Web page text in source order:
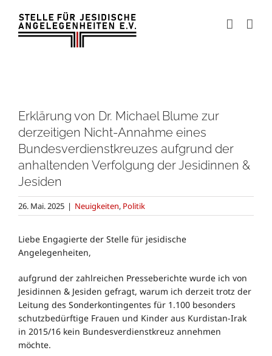
Inhalt
springen
grösseres
Bild
Erklärung von Dr. Michael Blume zur
derzeitigen Nicht-Annahme eines
Bundesverdienstkreuzes aufgrund der
anhaltenden Verfolgung der Jesidinnen &
Jesiden
26. Mai. 2025 | Neuigkeiten, Politik
Liebe Engagierte der Stelle für jesidische
Angelegenheiten,
aufgrund der zahlreichen Presseberichte wurde ich von
Jesidinnen & Jesiden gefragt, warum ich derzeit trotz der
Leitung des Sonderkontingentes für 1.100 besonders
schutzbedürftige Frauen und Kinder aus Kurdistan-Irak
in 2015/16 kein Bundesverdienstkreuz annehmen
möchte.